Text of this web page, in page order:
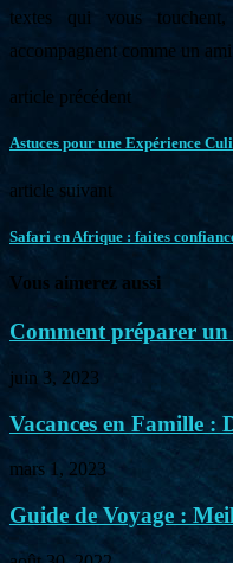
textes qui vous
accompagnent comme un
article précédent
Astuces pour une Expérience
article suivant
Safari en Afrique : faites
Vous aimerez aussi
Comment préparer un
juin 3, 2023
Vacances en Famille :
mars 1, 2023
Guide de Voyage :